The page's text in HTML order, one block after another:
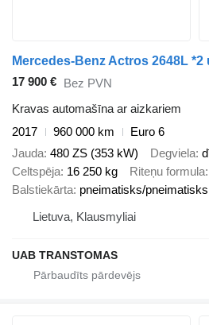
Mercedes-Benz Actros 2648L *2
17 900 € Bez PVN
Kravas automašīna ar aizkariem
2017
960 000 km
Euro 6
Jauda 480 ZS (353 kW) Degviela
Celtspēja 16 250 kg Riteņu formula
Balstiekārta pneimatisks/pneimatisks
Lietuva, Klausmyliai
UAB TRANSTOMAS